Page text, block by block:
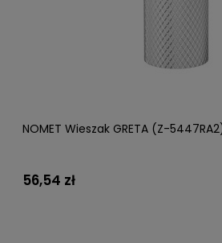
NOMET Wieszak GRETA (Z-
56,54 zł